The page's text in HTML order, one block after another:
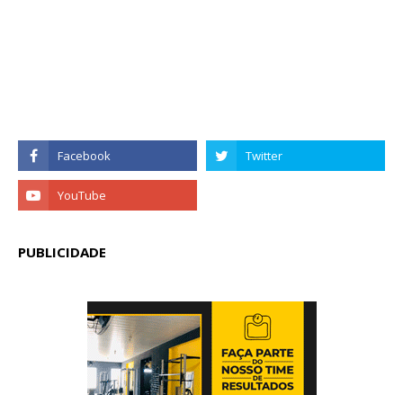
PUBLICIDADE